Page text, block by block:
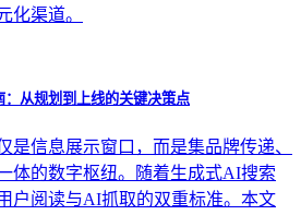
化渠道。
从规划到上线的关键决策点
是信息展示窗口，而是集品牌传递、
体的数字枢纽。随着生成式AI搜索
户阅读与AI抓取的双重标准。本文